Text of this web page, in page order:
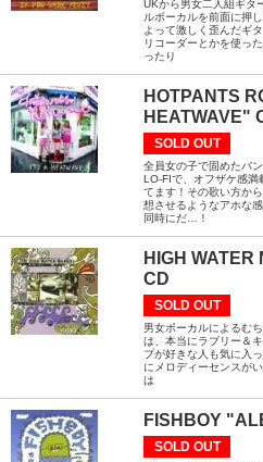
UKから男女二人組ギタ
ルボーカルを前面に押
よって激しく歪んだギ
リコーダーとかを使っ
ったり
HOTPANTS
HEATWAVE"
SOLD OUT
全員女の子で固めたバ
LO-FIで、オフザケ感満
てます！その歌い方か
想させるようなアホな
同時にだ…！
HIGH
CD
SOLD OUT
男女ボーカルによるむ
は、本当にラブリー＆
プが好きな人も気に入
にメロディーセンスが
は
FISHBOY
SOLD OUT